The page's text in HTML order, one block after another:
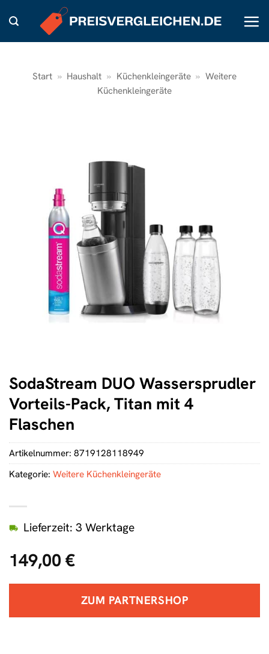
Inhalt
springen
Start » Haushalt » Küchenkleingeräte » Weitere
Küchenkleingeräte
SodaStream DUO Wassersprudler
Vorteils-Pack, Titan mit 4
Flaschen
149,00 €
Lieferzeit: 3 Werktage
ZUM PARTNERSHOP
Artikelnummer: 8719128118949
Kategorie: Weitere Küchenkleingeräte